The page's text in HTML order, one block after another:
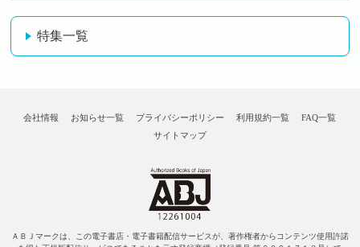
特集一覧
会社情報 お知らせ一覧 プライバシーポリシー 利用規約一覧
FAQ一覧
サイトマップ
ＡＢＪマークは、この電子書店・電子書籍配信サービスが、著作権者からコンテンツ使用許諾